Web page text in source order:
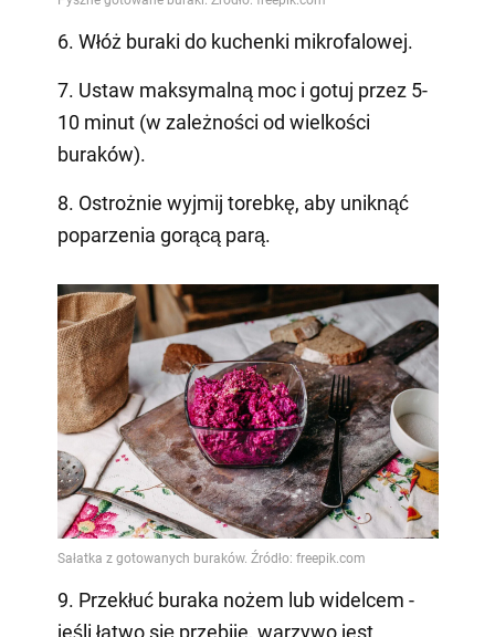
6. Włóż buraki do kuchenki mikrofalowej.
7. Ustaw maksymalną moc i gotuj przez 5-
10 minut (w zależności od wielkości
buraków).
8. Ostrożnie wyjmij torebkę, aby uniknąć
poparzenia gorącą parą.
9. Przekłuć buraka nożem lub widelcem -